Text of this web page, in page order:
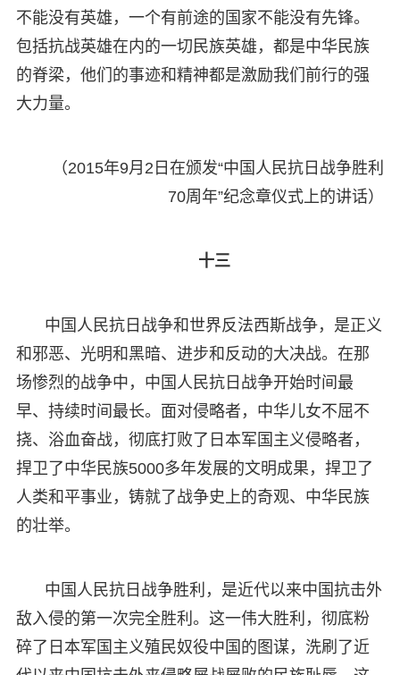
不能没有英雄，一个有前途的国家不能没有先锋。
包括抗战英雄在内的一切民族英雄，都是中华民族
的脊梁，他们的事迹和精神都是激励我们前行的强
大力量。
（2015年9月2日在颁发“中国人民抗日战争胜利
70周年”纪念章仪式上的讲话）
十三
中国人民抗日战争和世界反法西斯战争，是正义
和邪恶、光明和黑暗、进步和反动的大决战。在那
场惨烈的战争中，中国人民抗日战争开始时间最
早、持续时间最长。面对侵略者，中华儿女不屈不
挠、浴血奋战，彻底打败了日本军国主义侵略者，
捍卫了中华民族5000多年发展的文明成果，捍卫了
人类和平事业，铸就了战争史上的奇观、中华民族
的壮举。
中国人民抗日战争胜利，是近代以来中国抗击外
敌入侵的第一次完全胜利。这一伟大胜利，彻底粉
碎了日本军国主义殖民奴役中国的图谋，洗刷了近